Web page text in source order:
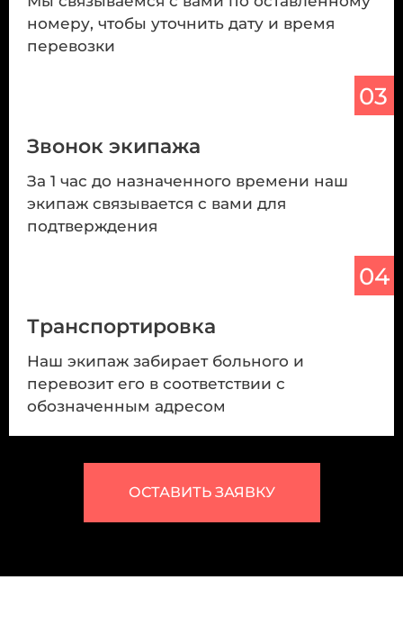
номеру, чтобы уточнить дату и время
перевозки
03
Звонок экипажа
За 1 час до назначенного времени наш
экипаж связывается с вами для
подтверждения
04
Транспортировка
Наш экипаж забирает больного и
перевозит его в соответствии с
обозначенным адресом
ОСТАВИТЬ ЗАЯВКУ